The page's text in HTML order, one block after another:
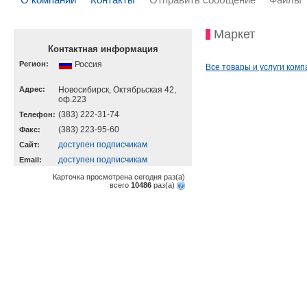
Контактная информация
Регион: Россия
Адрес:
Новосибирск, Октябрьская 42,
оф.223
Телефон: (383) 222-31-74
Факс: (383) 223-95-60
Cайт: доступен подписчикам
Email: доступен подписчикам
Карточка просмотрена сегодня раз(a)
всего 10486 раз(a)
Маркет
Все товары и услуги